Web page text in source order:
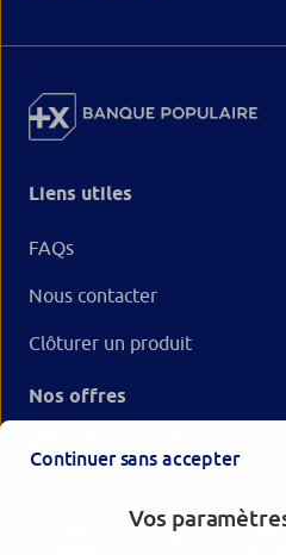
Liens utiles
FAQs
Nous contacter
Clôturer un produit
Nos offres
Continuer sans accepter
Vos